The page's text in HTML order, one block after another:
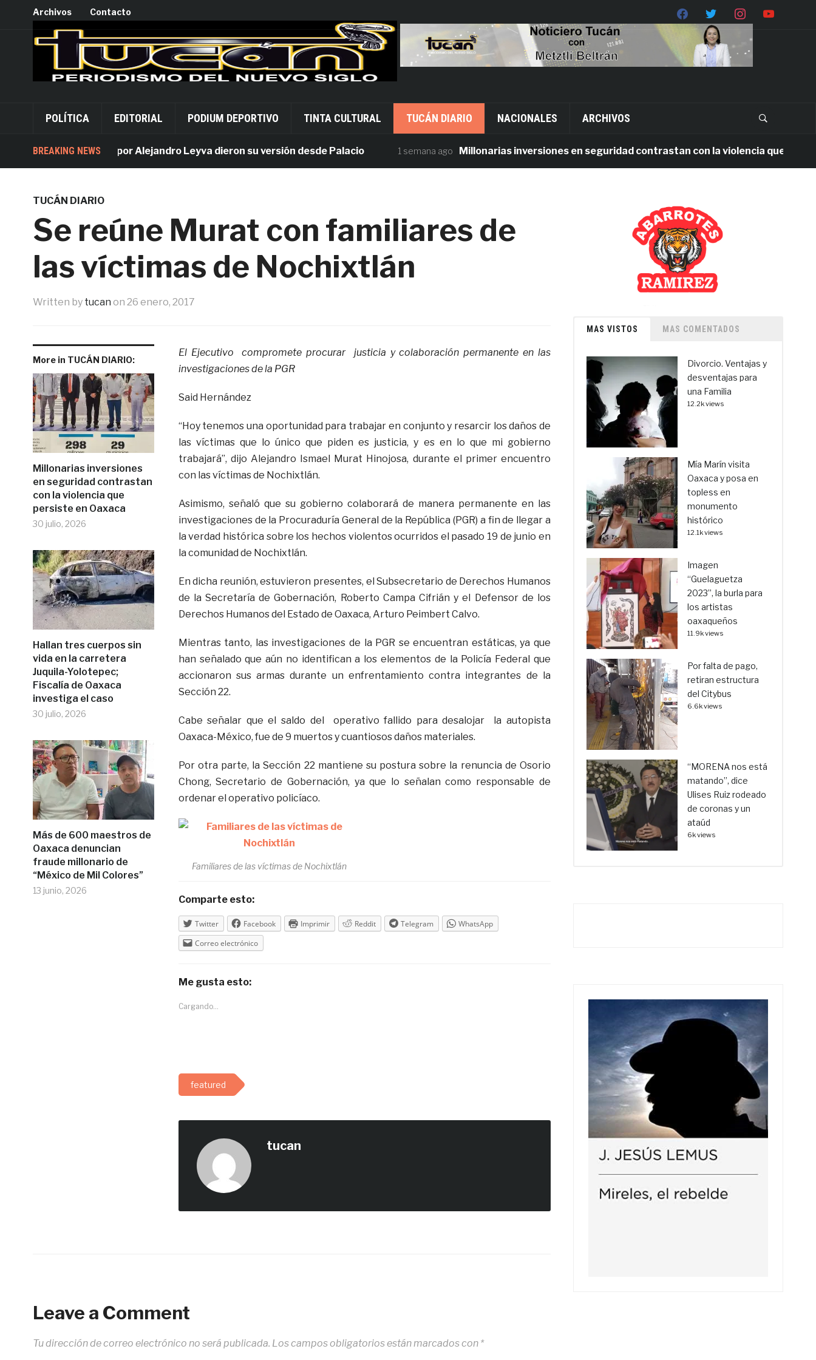
Archivos Contacto
POLÍTICA EDITORIAL PODIUM DEPORTIVO TINTA CULTURAL TUCÁN DIARIO NACIONALES ARCHIVOS
BREAKING NEWS
Acusados por Alejandro Leyva dieron su versión desde Palacio 1 semana ago Millonarias inversiones en seguridad contrastan con la violencia que persiste en
TUCÁN DIARIO
Se reúne Murat con familiares de
las víctimas de Nochixtlán
Written by tucan on 26 enero, 2017
More in TUCÁN DIARIO:
Millonarias inversiones
en seguridad contrastan
con la violencia que
persiste en Oaxaca
30 julio, 2026
Hallan tres cuerpos sin
vida en la carretera
Juquila-Yolotepec;
Fiscalía de Oaxaca
investiga el caso
30 julio, 2026
Más de 600 maestros de
Oaxaca denuncian
fraude millonario de
“México de Mil Colores”
13 junio, 2026
El Ejecutivo compromete procurar justicia y colaboración permanente en las
investigaciones de la PGR
Said Hernández
“Hoy tenemos una oportunidad para trabajar en conjunto y resarcir los daños de
las víctimas que lo único que piden es justicia, y es en lo que mi gobierno
trabajará”, dijo Alejandro Ismael Murat Hinojosa, durante el primer encuentro
con las víctimas de Nochixtlán.
Asimismo, señaló que su gobierno colaborará de manera permanente en las
investigaciones de la Procuraduría General de la República (PGR) a fin de llegar a
la verdad histórica sobre los hechos violentos ocurridos el pasado 19 de junio en
la comunidad de Nochixtlán.
En dicha reunión, estuvieron presentes, el Subsecretario de Derechos Humanos
de la Secretaría de Gobernación, Roberto Campa Cifrián y el Defensor de los
Derechos Humanos del Estado de Oaxaca, Arturo Peimbert Calvo.
Mientras tanto, las investigaciones de la PGR se encuentran estáticas, ya que
han señalado que aún no identifican a los elementos de la Policía Federal que
accionaron sus armas durante un enfrentamiento contra integrantes de la
Sección 22.
Cabe señalar que el saldo del operativo fallido para desalojar la autopista
Oaxaca-México, fue de 9 muertos y cuantiosos daños materiales.
Por otra parte, la Sección 22 mantiene su postura sobre la renuncia de Osorio
Chong, Secretario de Gobernación, ya que lo señalan como responsable de
ordenar el operativo policíaco.
Familiares de las víctimas de Nochixtlán
Comparte esto:
Twitter Facebook Imprimir Reddit Telegram
WhatsApp
Correo electrónico
Me gusta esto:
Cargando...
featured
tucan
Leave a Comment
Tu dirección de correo electrónico no será publicada. Los campos obligatorios están marcados con *
MAS VISTOS MAS COMENTADOS
Divorcio. Ventajas y
desventajas para
una Familia
12.2k views
Mía Marín visita
Oaxaca y posa en
topless en
monumento
histórico
12.1k views
Imagen
“Guelaguetza
2023”, la burla para
los artistas
oaxaqueños
11.9k views
Por falta de pago,
retiran estructura
del Citybus
6.6k views
“MORENA nos está
matando”, dice
Ulises Ruiz rodeado
de coronas y un
ataúd
6k views